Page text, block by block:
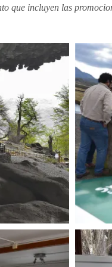
que incluyen las